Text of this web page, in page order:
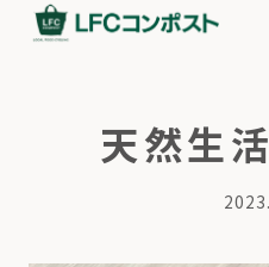
天然生